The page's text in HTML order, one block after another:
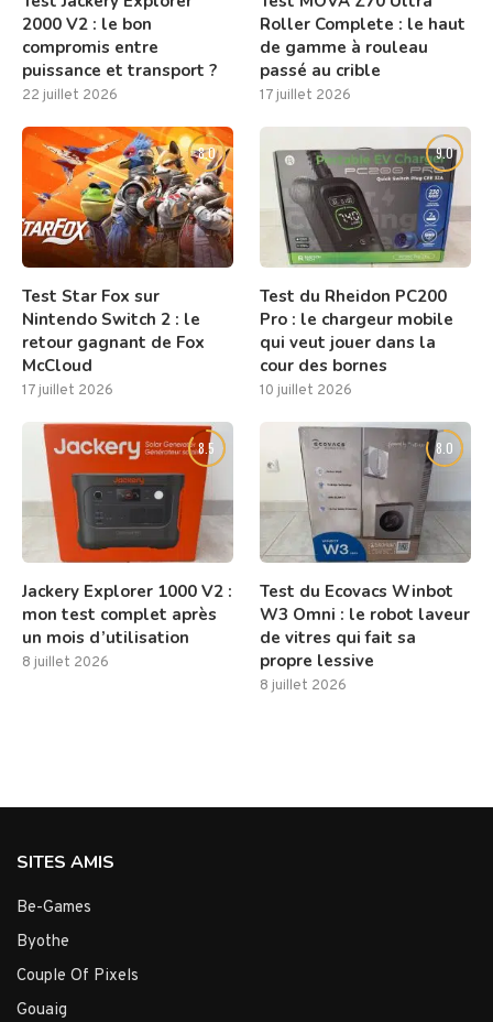
2000 V2 : le bon
compromis entre
puissance et transport ?
22 juillet 2026
Roller Complete : le haut
de gamme à rouleau
passé au crible
17 juillet 2026
8.0
Test Star Fox sur
Nintendo Switch 2 : le
retour gagnant de Fox
McCloud
17 juillet 2026
9.0
Test du Rheidon PC200
Pro : le chargeur mobile
qui veut jouer dans la
cour des bornes
10 juillet 2026
8.5
Jackery Explorer 1000 V2 :
mon test complet après
un mois d’utilisation
8 juillet 2026
8.0
Test du Ecovacs Winbot
W3 Omni : le robot laveur
de vitres qui fait sa
propre lessive
8 juillet 2026
SITES AMIS
Be-Games
Byothe
Couple Of Pixels
Gouaig